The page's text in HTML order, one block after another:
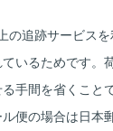
の追跡サービス
いるためです。
手間を省くこと
便の場合は日本